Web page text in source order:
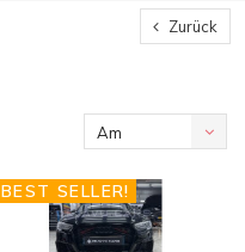
Zurück
Am
angesehen
BEST SELLER!